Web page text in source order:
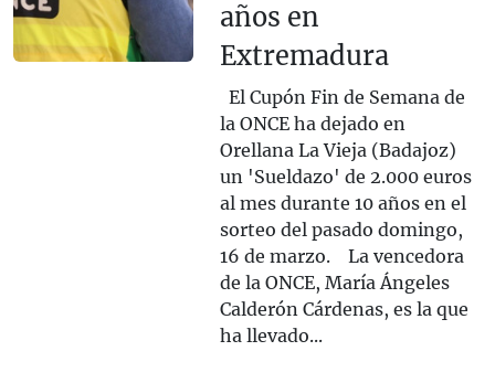
años en
Extremadura
El Cupón Fin de Semana de
la ONCE ha dejado en
Orellana La Vieja (Badajoz)
un 'Sueldazo' de 2.000 euros
al mes durante 10 años en el
sorteo del pasado domingo,
16 de marzo. La vencedora
de la ONCE, María Ángeles
Calderón Cárdenas, es la que
ha llevado...